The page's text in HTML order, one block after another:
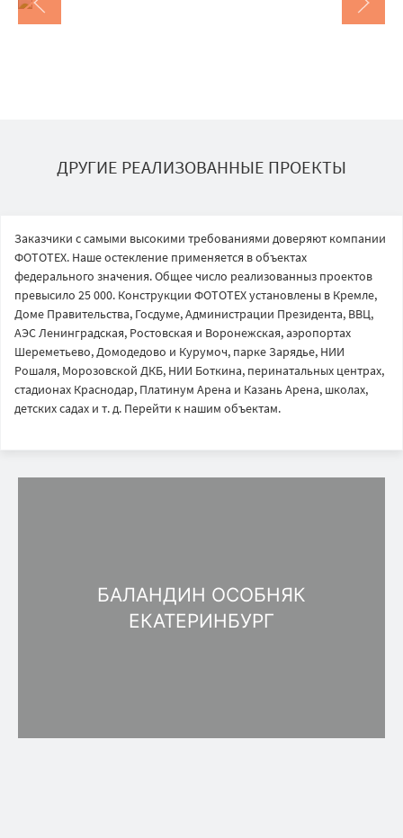
ДРУГИЕ РЕАЛИЗОВАННЫЕ ПРОЕКТЫ
Заказчики с самыми высокими требованиями доверяют компании
ФОТОТЕХ. Наше остекление применяется в объектах
федерального значения. Общее число реализованныз проектов
превысило 25 000. Конструкции ФОТОТЕХ установлены в Кремле,
Доме Правительства, Госдуме, Администрации Президента, ВВЦ,
АЭС Ленинградская, Ростовская и Воронежская, аэропортах
Шереметьево, Домодедово и Курумоч, парке Зарядье, НИИ
Рошаля, Морозовской ДКБ, НИИ Боткина, перинатальных центрах,
стадионах Краснодар, Платинум Арена и Казань Арена, школах,
детских садах и т. д. Перейти к нашим объектам.
БАЛАНДИН ОСОБНЯК
ЕКАТЕРИНБУРГ